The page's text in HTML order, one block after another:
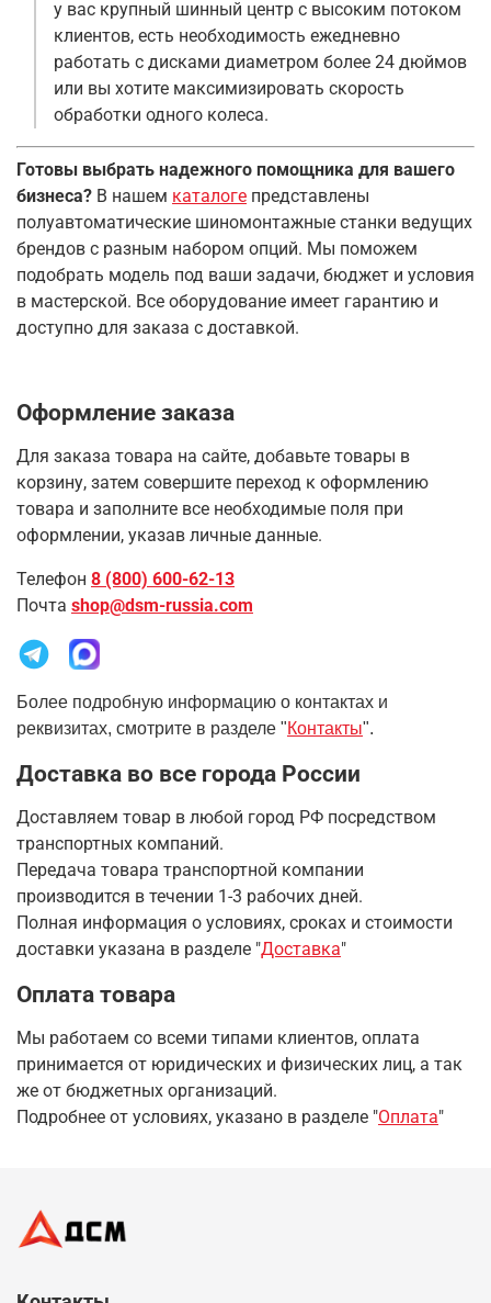
у вас крупный шинный центр с высоким потоком
клиентов, есть необходимость ежедневно
работать с дисками диаметром более 24 дюймов
или вы хотите максимизировать скорость
обработки одного колеса.
Готовы выбрать надежного помощника для вашего
бизнеса? В нашем каталоге представлены
полуавтоматические шиномонтажные станки ведущих
брендов с разным набором опций. Мы поможем
подобрать модель под ваши задачи, бюджет и условия
в мастерской. Все оборудование имеет гарантию и
доступно для заказа с доставкой.
Оформление заказа
Для заказа товара на сайте, добавьте товары в
корзину, затем совершите переход к оформлению
товара и заполните все необходимые поля при
оформлении, указав личные данные.
Телефон 8 (800) 600-62-13
Почта shop@dsm-russia.com
Более подробную информацию о контактах и
реквизитах, смотрите в разделе "Контакты".
Доставка во все города России
Доставляем товар в любой город РФ посредством
транспортных компаний.
Передача товара транспортной компании
производится в течении 1-3 рабочих дней.
Полная информация о условиях, сроках и стоимости
доставки указана в разделе "Доставка"
Оплата товара
Мы работаем со всеми типами клиентов, оплата
принимается от юридических и физических лиц, а так
же от бюджетных организаций.
Подробнее от условиях, указано в разделе "Оплата"